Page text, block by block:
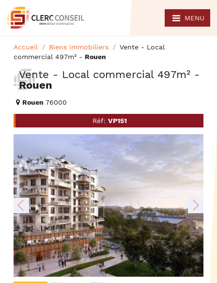
MENU
Accueil Biens immobiliers
Vente - Local
commercial 497m² - Rouen
Vente - Local commercial 497m² -
Rouen
Rouen 76000
Réf: VP151